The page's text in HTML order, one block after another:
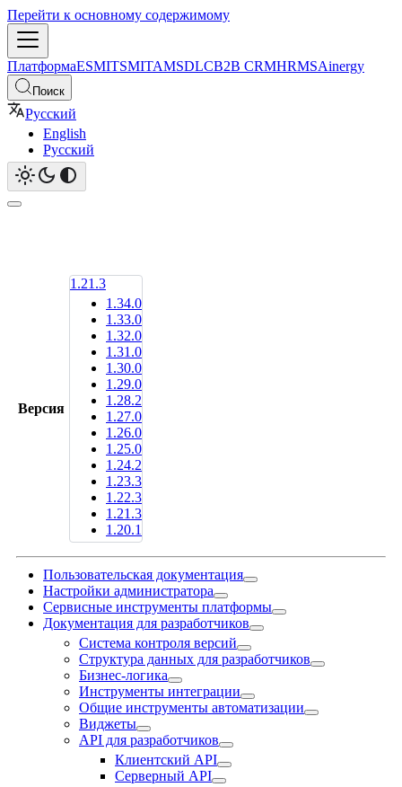
Перейти к основному содержимому
ПлатформаESMITSMITAMSDLCB2B CRMHRMSAinergy
Поиск
Русский
English
Русский
Версия
1.21.3
1.34.0
1.33.0
1.32.0
1.31.0
1.30.0
1.29.0
1.28.2
1.27.0
1.26.0
1.25.0
1.24.2
1.23.3
1.22.3
1.21.3
1.20.1
Пользовательская документация
Настройки администратора
Сервисные инструменты платформы
Документация для разработчиков
Система контроля версий
Структура данных для разработчиков
Бизнес-логика
Инструменты интеграции
Общие инструменты автоматизации
Виджеты
API для разработчиков
Клиентский API
Серверный API